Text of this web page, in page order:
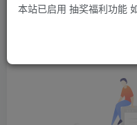
本站已启用 抽奖福利功能